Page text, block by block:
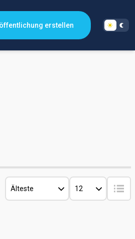
erstellen
Älteste 12